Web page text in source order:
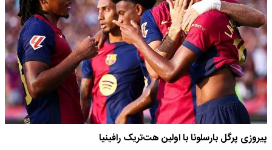
پیروزی پرگل بارسلونا با اولین هت‌تریک رافینیا